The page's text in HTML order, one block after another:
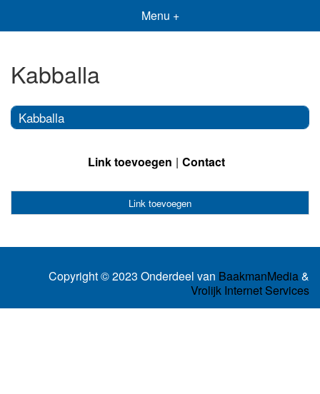
Menu +
Kabballa
Kabballa
Link toevoegen Contact
Link toevoegen
Copyright © 2023 Onderdeel van BaakmanMedia&
Vrolijk Internet Services